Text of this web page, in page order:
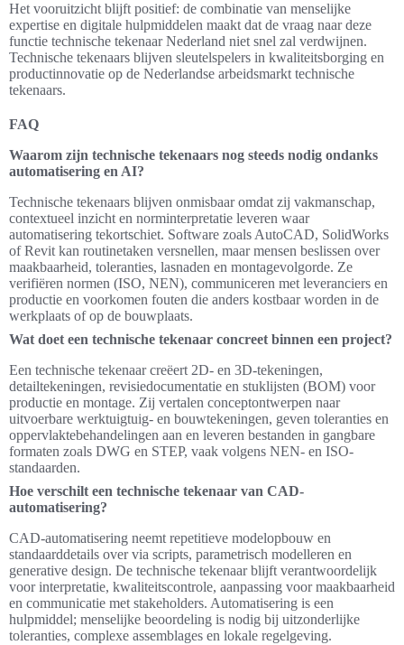
Het vooruitzicht blijft positief: de combinatie van menselijke
expertise en digitale hulpmiddelen maakt dat de vraag naar deze
functie technische tekenaar Nederland niet snel zal verdwijnen.
Technische tekenaars blijven sleutelspelers in kwaliteitsborging en
productinnovatie op de Nederlandse arbeidsmarkt technische
tekenaars.
FAQ
Waarom zijn technische tekenaars nog steeds nodig ondanks
automatisering en AI?
Technische tekenaars blijven onmisbaar omdat zij vakmanschap,
contextueel inzicht en norminterpretatie leveren waar
automatisering tekortschiet. Software zoals AutoCAD, SolidWorks
of Revit kan routinetaken versnellen, maar mensen beslissen over
maakbaarheid, toleranties, lasnaden en montagevolgorde. Ze
verifiëren normen (ISO, NEN), communiceren met leveranciers en
productie en voorkomen fouten die anders kostbaar worden in de
werkplaats of op de bouwplaats.
Wat doet een technische tekenaar concreet binnen een project?
Een technische tekenaar creëert 2D- en 3D-tekeningen,
detailtekeningen, revisiedocumentatie en stuklijsten (BOM) voor
productie en montage. Zij vertalen conceptontwerpen naar
uitvoerbare werktuigtuig- en bouwtekeningen, geven toleranties en
oppervlaktebehandelingen aan en leveren bestanden in gangbare
formaten zoals DWG en STEP, vaak volgens NEN- en ISO-
standaarden.
Hoe verschilt een technische tekenaar van CAD-
automatisering?
CAD-automatisering neemt repetitieve modelopbouw en
standaarddetails over via scripts, parametrisch modelleren en
generative design. De technische tekenaar blijft verantwoordelijk
voor interpretatie, kwaliteitscontrole, aanpassing voor maakbaarheid
en communicatie met stakeholders. Automatisering is een
hulpmiddel; menselijke beoordeling is nodig bij uitzonderlijke
toleranties, complexe assemblages en lokale regelgeving.